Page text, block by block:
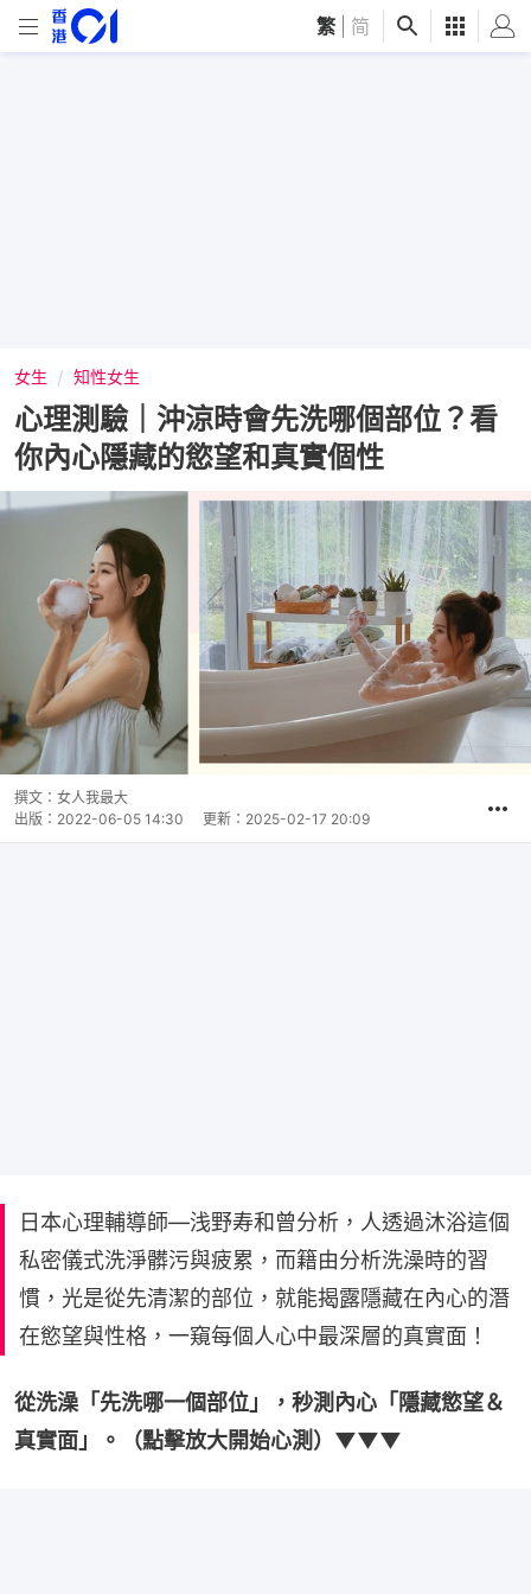
繁 简
女生 知性女生
心理測驗｜沖涼時會先洗哪個部位？看
你內心隱藏的慾望和真實個性
撰文： 女人我最大
出版： 2022-06-05 14:30 更新： 2025-02-17 20:09
日本心理輔導師—浅野寿和曾分析，人透過沐浴這個
私密儀式洗淨髒污與疲累，而籍由分析洗澡時的習
慣，光是從先清潔的部位，就能揭露隱藏在內心的潛
在慾望與性格，一窺每個人心中最深層的真實面！
從洗澡「先洗哪一個部位」，秒測內心「隱藏慾望＆
真實面」。（點擊放大開始心測）▼▼▼